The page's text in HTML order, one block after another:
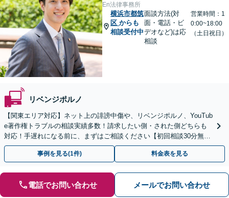
En法律事務所
横浜市都筑
区 からも
相談受付中
面談方法(対
面・電話・ビ
デオなど)は応
相談
営業時間：1
0:00~18:00
（土日祝日）
リベンジポルノ
【関東エリア対応】ネット上の誹謗中傷や、リベンジポルノ、YouTub
e著作権トラブルの相談実績多数！請求したい側・された側どちらも
対応！手遅れになる前に、まずはご相談ください【初回相談30分無
料】【オンライン対応可】【夜間休日相談可】
事例を見る(1件) 料金表を見る
電話でお問い合わせ メールでお問い合わせ